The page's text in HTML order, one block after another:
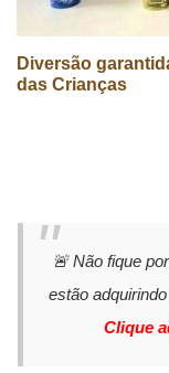
Diversão
das Crianças
🚨 Não fique
estão
Clique